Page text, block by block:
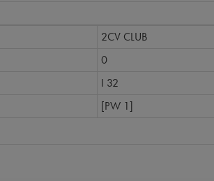
2CV CLUB
0
I 32
[PW 1]